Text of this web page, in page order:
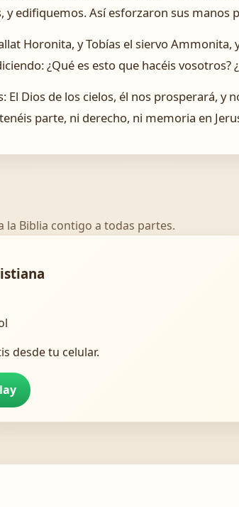
y edifiquemos. Así esforzaron sus manos
Horonita, y Tobías el siervo Ammonita,
¿Qué es esto que hacéis vosotros?
El Dios de los cielos, él nos prosperará, y
parte, ni derecho, ni memoria en
la Biblia contigo a todas partes.
desde tu celular.